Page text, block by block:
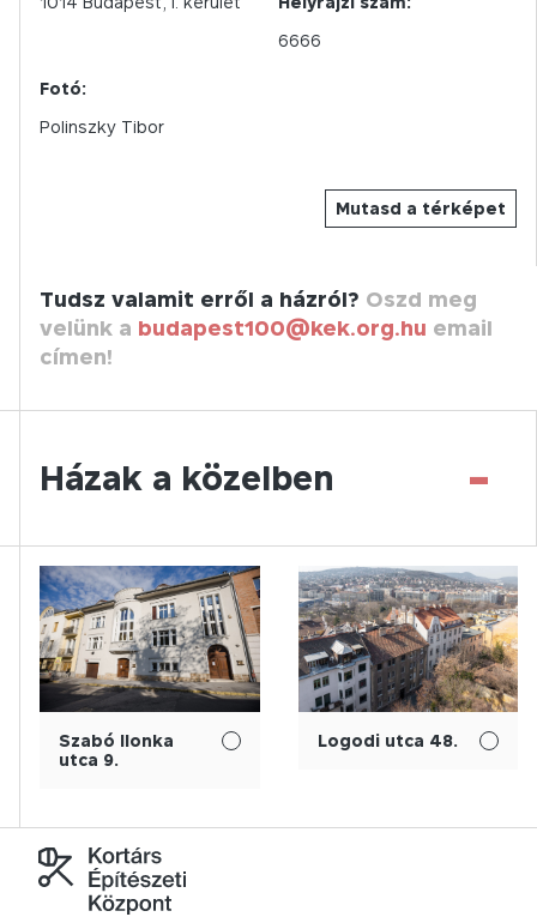
Mutasd a térképet
6666
Fotó:
Polinszky Tibor
Tudsz valamit erről a házról? Oszd meg
velünk a budapest100@kek.org.hu email
címen!
Házak a közelben -
Szabó Ilonka
utca 9.
Logodi utca 48.